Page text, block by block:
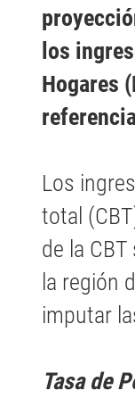
los
Hogares
Los
total
de la
la región
imputar
Tasa de